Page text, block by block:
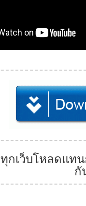
ทุกเว็บโหลดแทน
กั